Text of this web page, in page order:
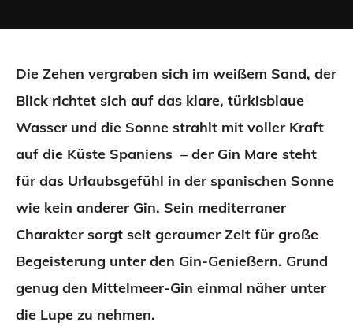
Die Zehen vergraben sich im weißem Sand, der
Blick richtet sich auf das klare, türkisblaue
Wasser und die Sonne strahlt mit voller Kraft
auf die Küste Spaniens – der Gin Mare steht
für das Urlaubsgefühl in der spanischen Sonne
wie kein anderer Gin. Sein mediterraner
Charakter sorgt seit geraumer Zeit für große
Begeisterung unter den Gin-Genießern. Grund
genug den Mittelmeer-Gin einmal näher unter
die Lupe zu nehmen.